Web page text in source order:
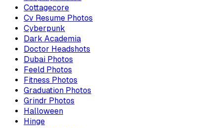
Cottagecore
Cv Resume Photos
Cyberpunk
Dark Academia
Doctor Headshots
Dubai Photos
Feeld Photos
Fitness Photos
Graduation Photos
Grindr Photos
Halloween
Hinge